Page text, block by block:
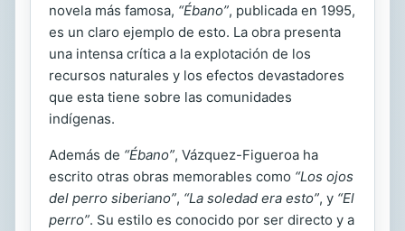
novela más famosa, “Ébano”, publicada en 1995,
es un claro ejemplo de esto. La obra presenta
una intensa crítica a la explotación de los
recursos naturales y los efectos devastadores
que esta tiene sobre las comunidades
indígenas.
Además de “Ébano”, Vázquez-Figueroa ha
escrito otras obras memorables como “Los ojos
del perro siberiano”, “La soledad era esto”, y “El
perro”. Su estilo es conocido por ser directo y a